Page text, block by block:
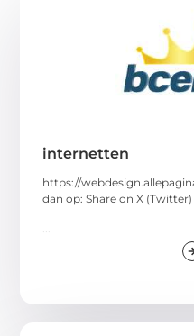
internetten
https://
dan op: Share on X